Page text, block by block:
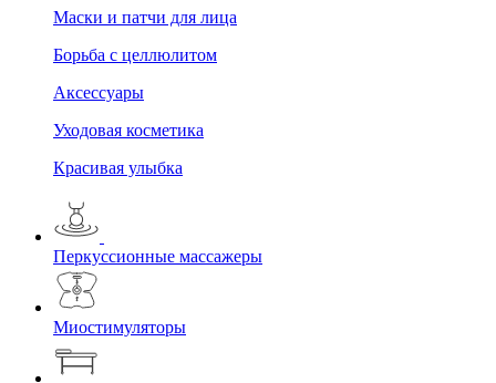
Маски и патчи для лица
Борьба с целлюлитом
Аксессуары
Уходовая косметика
Красивая улыбка
Перкуссионные массажеры
Миостимуляторы